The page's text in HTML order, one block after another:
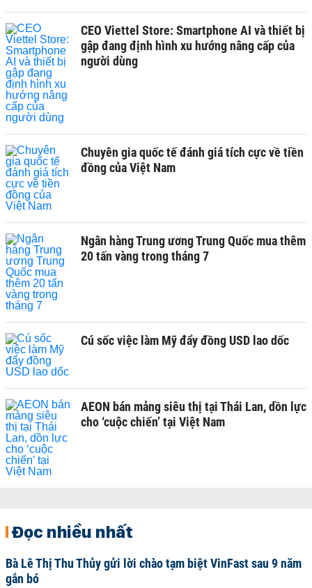
CEO Viettel Store: Smartphone AI và thiết bị
gập đang định hình xu hướng nâng cấp của
người dùng
Chuyên gia quốc tế đánh giá tích cực về tiền
đồng của Việt Nam
Ngân hàng Trung ương Trung Quốc mua thêm
20 tấn vàng trong tháng 7
Cú sốc việc làm Mỹ đẩy đồng USD lao dốc
AEON bán mảng siêu thị tại Thái Lan, dồn lực
cho ‘cuộc chiến’ tại Việt Nam
Đọc nhiều nhất
Bà Lê Thị Thu Thủy gửi lời chào tạm biệt VinFast sau 9 năm
gắn bó